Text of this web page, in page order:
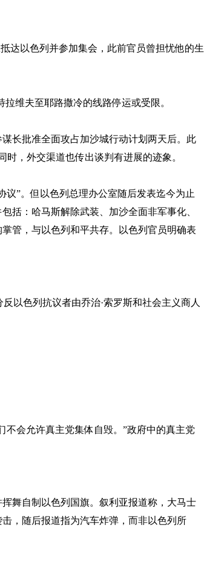
达以色列并参加集会，此前官员曾担忧他的生
维夫至耶路撒冷的线路停运或受限。
长批准全面攻占加沙城行动计划两天后。此
，外交渠道也传出谈判有进展的迹象。
议”。但以色列总理办公室随后发表迄今为止
括：哈马斯解除武装、加沙全面非军事化、
管，与以色列和平共存。以色列官员明确表
反以色列抗议者由乔治·索罗斯和社会主义商人
不会允许真主党集体自毁。”政府中的真主党
舞自制以色列国旗。叙利亚报道称，大马士
，随后报道指为汽车炸弹，而非以色列所